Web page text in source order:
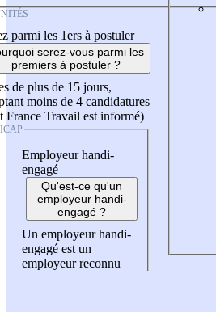
parmi les 1ers à postuler
serez-vous parmi les
premiers à postuler ?
de plus de 15 jours,
moins de 4 candidatures
France Travail est informé)
Employeur handi-
engagé
Qu'est-ce qu'un
employeur handi-
engagé ?
Un employeur handi-
engagé est un
employeur reconnu